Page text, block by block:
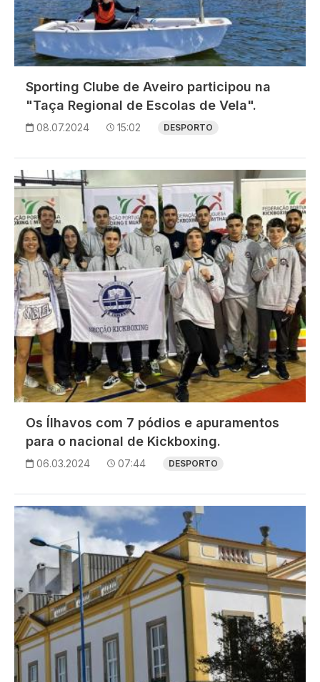
Sporting Clube de Aveiro participou na
"Taça Regional de Escolas de Vela".
08.07.2024 15:02 DESPORTO
Imagem
Os Ílhavos com 7 pódios e apuramentos
para o nacional de Kickboxing.
06.03.2024 07:44 DESPORTO
Imagem